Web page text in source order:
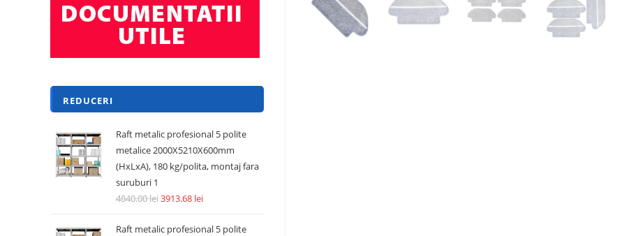
REDUCERI
Raft metalic profesional 5 polite
metalice 2000X5210X600mm
(HxLxA), 180 kg/polita, montaj fara
suruburi 1
4840.00lei3913.68 lei
Raft metalic profesional 5 polite